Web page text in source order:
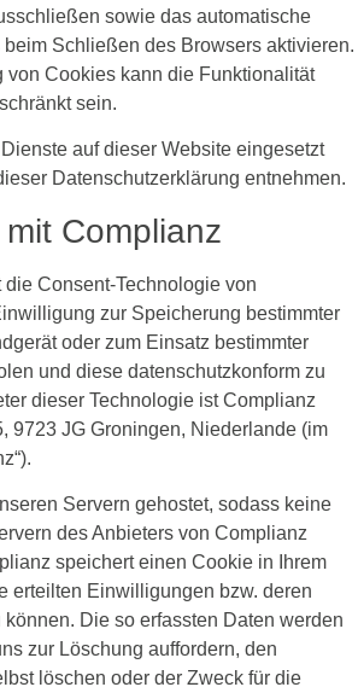
sowie das automatische
Schließen des Browsers aktivieren.
von Cookies kann die Funktionalität
sein.
auf dieser Website eingesetzt
Datenschutzerklärung entnehmen.
Complianz
Consent-Technologie von
zur Speicherung bestimmter
oder zum Einsatz bestimmter
und diese datenschutzkonform zu
dieser Technologie ist Complianz
9723 JG Groningen, Niederlande (im
Servern gehostet, sodass keine
des Anbieters von Complianz
speichert einen Cookie in Ihrem
erteilten Einwilligungen bzw. deren
Die so erfassten Daten werden
zur Löschung auffordern, den
löschen oder der Zweck für die